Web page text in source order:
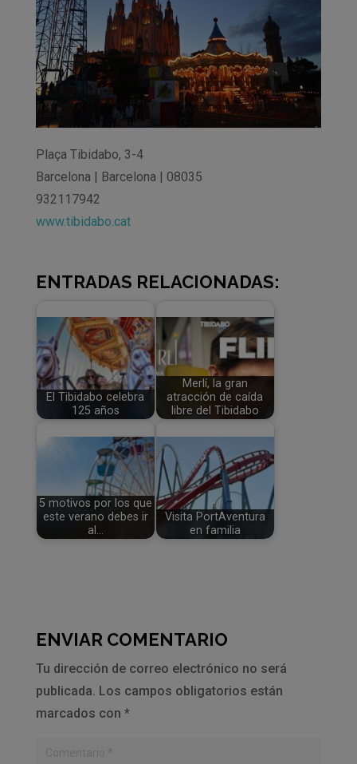
Plaça Tibidabo, 3-4
Barcelona | Barcelona | 08035
932117942
www.tibidabo.cat
ENTRADAS RELACIONADAS:
El Tibidabo celebra
125 años
Merlí, la gran
atracción de caída
libre del Tibidabo
5 motivos por los que
este verano debes ir
al…
Visita PortAventura
en familia
ENVIAR COMENTARIO
Tu dirección de correo electrónico no será
publicada. Los campos obligatorios están
marcados con *